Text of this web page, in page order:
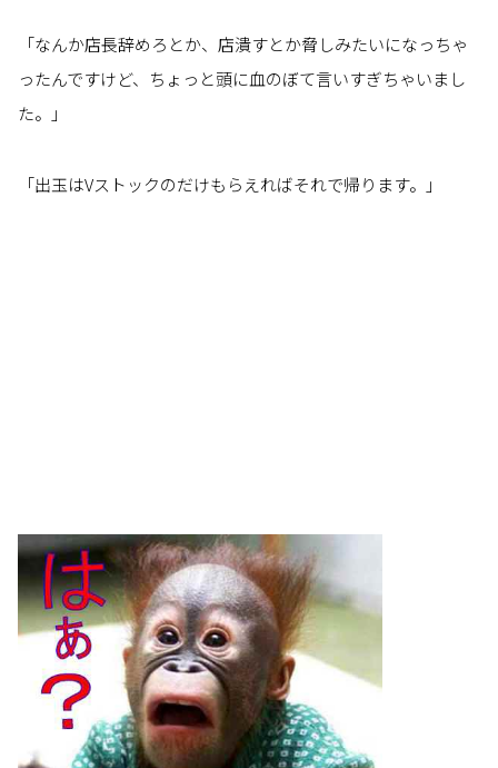
「なんか店長辞めろとか、店潰すとか脅しみたいになっちゃ
ったんですけど、ちょっと頭に血のぼて言いすぎちゃいまし
た。」
「出玉はVストックのだけもらえればそれで帰ります。」